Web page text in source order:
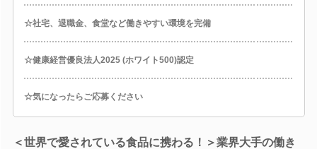
☆社宅、退職金、食堂など働きやすい環境を完備
☆健康経営優良法人2025 (ホワイト500)認定
☆気になったらご応募ください
＜世界で愛されている食品に携わる！＞業界大手の働き